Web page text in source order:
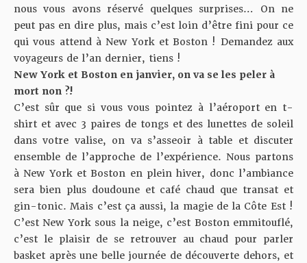
nous vous avons réservé quelques surprises… On ne
peut pas en dire plus, mais c’est loin d’être fini pour ce
qui vous attend à New York et Boston ! Demandez aux
voyageurs de l’an dernier, tiens !
New York et Boston en janvier, on va se les peler à
mort non ?!
C’est sûr que si vous vous pointez à l’aéroport en t-
shirt et avec 3 paires de tongs et des lunettes de soleil
dans votre valise, on va s’asseoir à table et discuter
ensemble de l’approche de l’expérience. Nous partons
à New York et Boston en plein hiver, donc l’ambiance
sera bien plus doudoune et café chaud que transat et
gin-tonic. Mais c’est ça aussi, la magie de la Côte Est !
C’est New York sous la neige, c’est Boston emmitouflé,
c’est le plaisir de se retrouver au chaud pour parler
basket après une belle journée de découverte dehors, et